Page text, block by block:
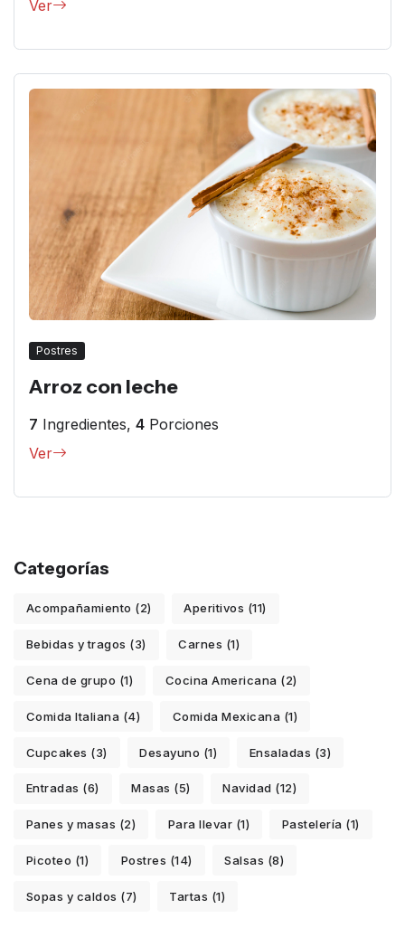
Ver
Postres
Arroz con leche
7 Ingredientes, 4 Porciones
Ver
Categorías
Acompañamiento (2) Aperitivos (11)
Bebidas y tragos (3) Carnes (1)
Cena de grupo (1) Cocina Americana (2)
Comida Italiana (4) Comida Mexicana (1)
Cupcakes (3) Desayuno (1) Ensaladas (3)
Entradas (6) Masas (5) Navidad (12)
Panes y masas (2) Para llevar (1) Pastelería (1)
Picoteo (1) Postres (14) Salsas (8)
Sopas y caldos (7) Tartas (1)